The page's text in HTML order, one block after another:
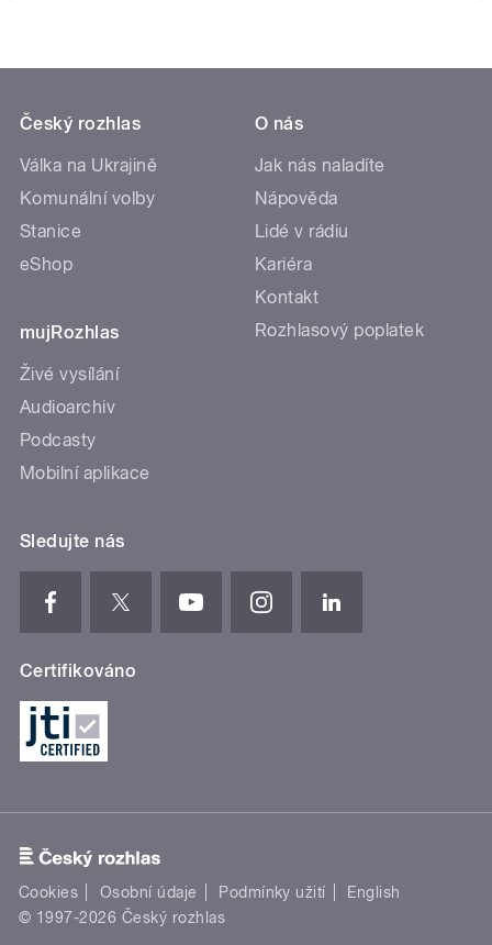
Český rozhlas
Válka na Ukrajině
Komunální volby
Stanice
eShop
mujRozhlas
Živé vysílání
Audioarchiv
Podcasty
Mobilní aplikace
O nás
Jak nás naladíte
Nápověda
Lidé v rádiu
Kariéra
Kontakt
Rozhlasový poplatek
Sledujte nás
Certifikováno
Cookies Osobní údaje Podmínky užití
English
© 1997-2026 Český rozhlas